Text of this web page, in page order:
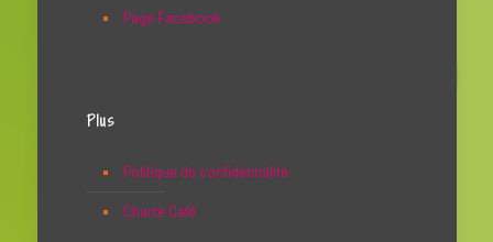
Page Facebook
Plus
Politique de confidentialité
Charte Café